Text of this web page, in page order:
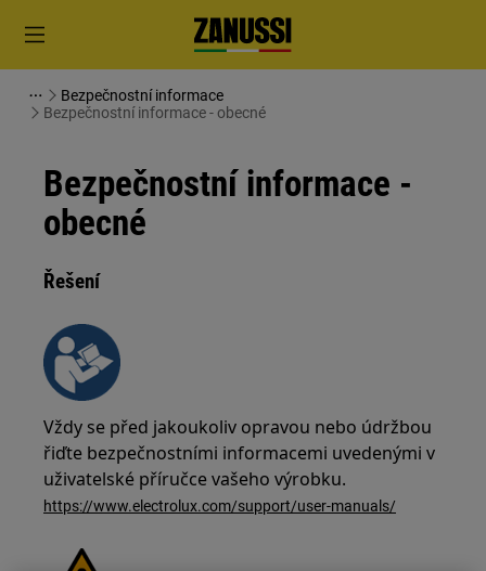
Bezpečnostní informace
Bezpečnostní informace - obecné
Bezpečnostní informace -
obecné
Řešení
Vždy se před jakoukoliv opravou nebo údržbou
řiďte bezpečnostními informacemi uvedenými v
uživatelské příručce vašeho výrobku.
https://www.electrolux.com/support/user-manuals/